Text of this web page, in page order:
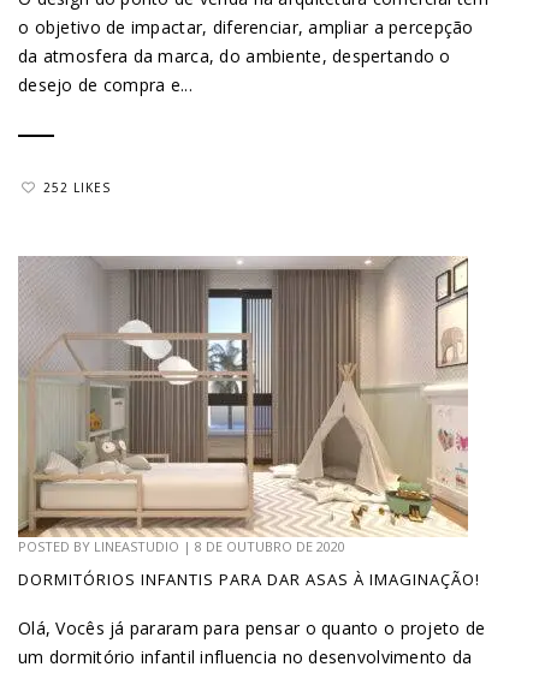
o objetivo de impactar, diferenciar, ampliar a percepção
da atmosfera da marca, do ambiente, despertando o
desejo de compra e...
252 LIKES
POSTED BY LINEASTUDIO | 8 DE OUTUBRO DE 2020
DORMITÓRIOS INFANTIS PARA DAR ASAS À IMAGINAÇÃO!
Olá, Vocês já pararam para pensar o quanto o projeto de
um dormitório infantil influencia no desenvolvimento da